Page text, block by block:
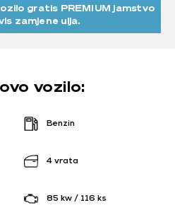
gratis PREMIUM jamstvo
zamjene ulja.
vozilo:
Benzin
4 vrata
85 kw / 116 ks